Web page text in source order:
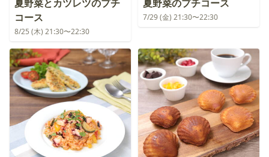
夏野菜とカツレツのプチ
コース
8/25 (木) 21:30〜22:30
夏野菜のプチコース
7/29 (金) 21:30〜22:30